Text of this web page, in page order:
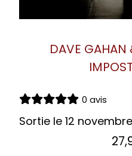
DAVE GAHAN
0 avis
Sortie le 12